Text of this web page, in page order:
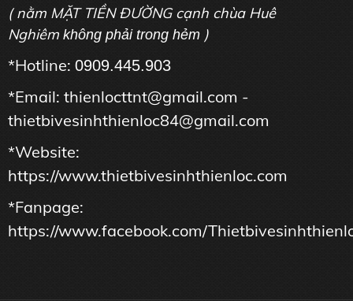
( nằm MẶT TIỀN ĐƯỜNG cạnh chùa Huê
Nghiêm không phải trong hẻm )
*Hotline: 0909.445.903
*Email: thienlocttnt@gmail.com -
thietbivesinhthienloc84@gmail.com
*Website:
https://www.thietbivesinhthienloc.com
*Fanpage:
https://www.facebook.com/